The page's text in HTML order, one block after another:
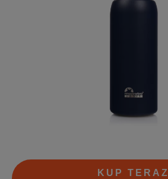
KUP TERAZ